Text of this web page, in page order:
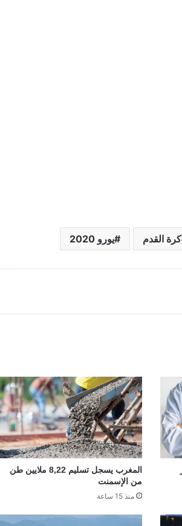
كرة القدم يورو 2020
المغرب يسجل تسليم 8,22 ملايين طن
من الإسمنت
منذ 15 ساعة